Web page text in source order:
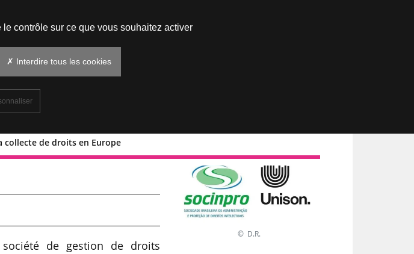
collecte de droits en Europe
et Unison pour la
société de gestion de droits
© D.R.
contrôle sur ce que vous souhaitez activer
✗ Interdire tous les cookies